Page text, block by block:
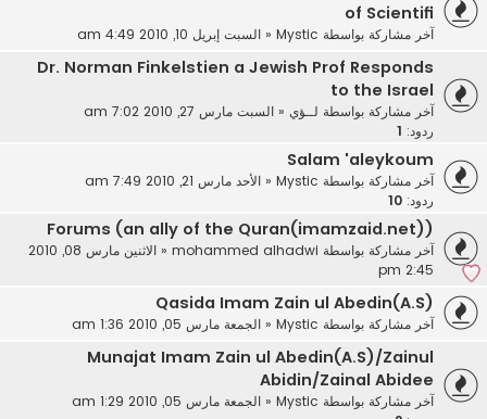
of Scientifi
آخر مشاركة بواسطة Mystic
« السبت إبريل 10, 2010 4:49 am
Dr. Norman Finkelstien a Jewish Prof Responds
to the Israel
آخر مشاركة بواسطة لــؤي« السبت مارس 27, 2010 7:02 am
ردود:
Salam 'aleykoum
آخر مشاركة بواسطة Mystic
« الأحد مارس 21, 2010 7:49 am
ردود: 10
Forums (an ally of the Quran(imamzaid.net))
آخر مشاركة بواسطة mohammed alhadwi
«
الاثنين مارس 08, 2010
2:45 pm
Qasida Imam Zain ul Abedin(A.S)
آخر مشاركة بواسطة Mystic
« الجمعة مارس 05, 2010 1:36 am
Munajat Imam Zain ul Abedin(A.S)/Zainul
Abidin/Zainal Abidee
آخر مشاركة بواسطة Mystic
« الجمعة مارس 05, 2010 1:29 am